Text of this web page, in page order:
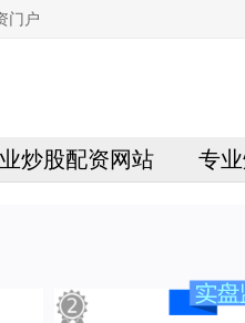
门户
炒股配资网站 专